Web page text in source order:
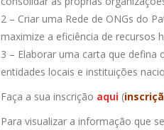
2 – Criar uma Rede de ONGs do
maximize a eficiência de recursos
3 – Elaborar uma carta que defina
entidades locais e instituições
Faça a sua inscrição aqui(
Para visualizar a informação que